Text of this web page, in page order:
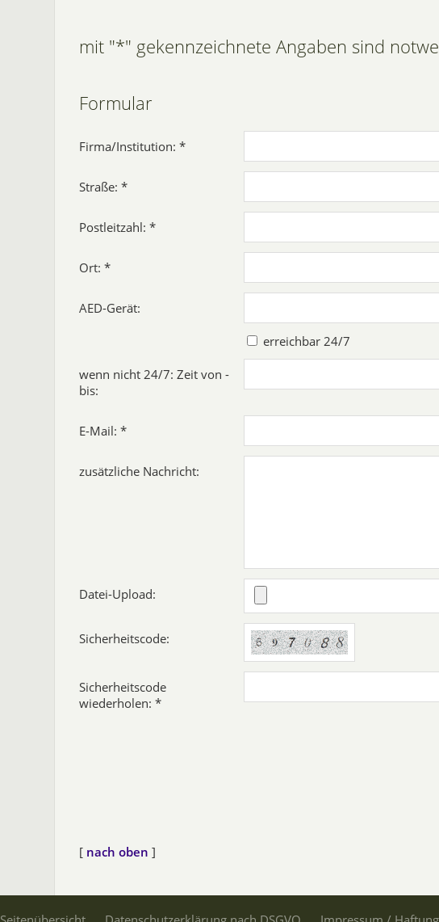
mit "*" gekennzeichnete Angaben sind
Formular
Firma/Institution: *
Straße: *
Postleitzahl: *
Ort: *
AED-Gerät:
erreichbar 24/7
wenn nicht 24/7: Zeit von -
bis:
E-Mail: *
zusätzliche Nachricht:
Datei-Upload:
Sicherheitscode:
Sicherheitscode
wiederholen: *
[ nach oben ]